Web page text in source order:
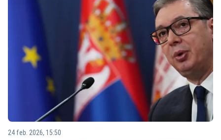
24 feb. 2026, 15:50